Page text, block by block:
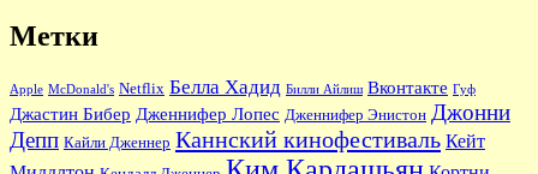
Метки
Apple McDonald's Netflix Белла Хадид Билли Айлиш Вконтакте Гуф
Джастин Бибер Дженнифер Лопес Дженнифер Энистон Джонни
Депп Кайли Дженнер Каннский кинофестиваль Кейт